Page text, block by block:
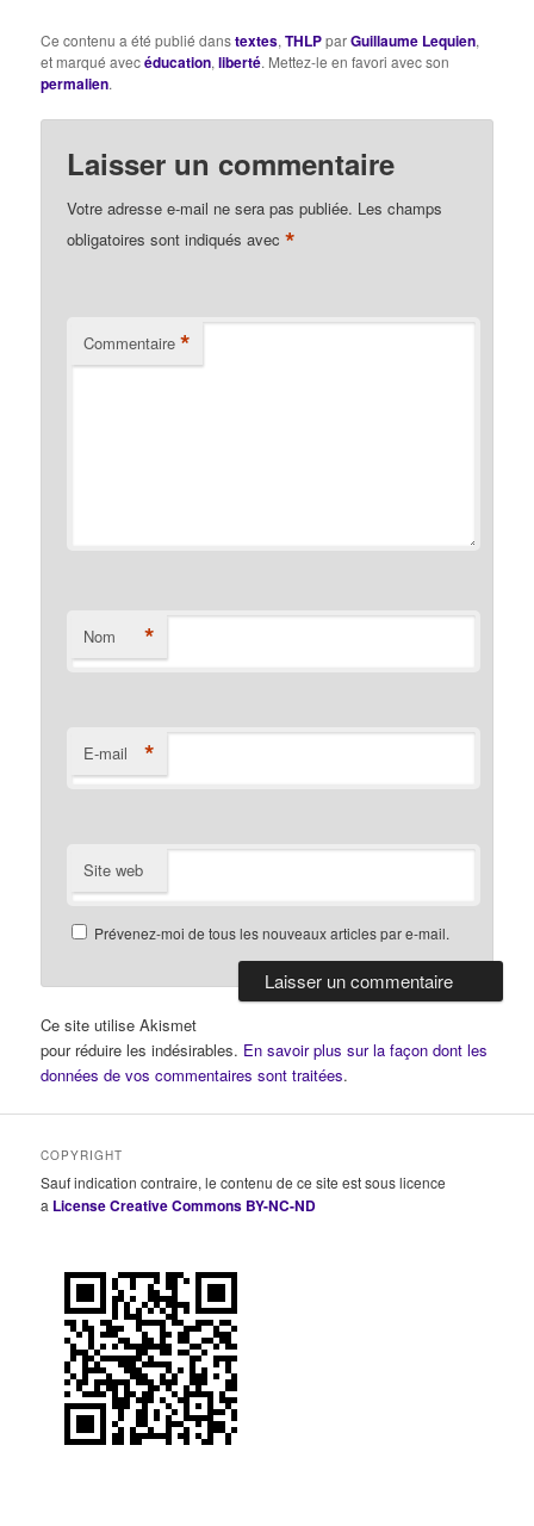
Ce contenu a été publié danstextes,THLPparGuillaume Lequien,
et marqué avecéducation,liberté. Mettez-le en favori avec son
permalien.
Laisser un commentaire
Votre adresse e-mail ne sera pas publiée. Les champs
obligatoires sont indiqués avec*
Commentaire *
Nom *
E-mail *
Site web
Prévenez-moi de tous les nouveaux articles par e-mail.
Ce site utilise Akismet
pour réduire les indésirables. En savoir plus sur la façon dont les
données de vos commentaires sont traitées.
COPYRIGHT
Sauf indication contraire, le contenu de ce site est sous licence
a License Creative Commons BY-NC-ND